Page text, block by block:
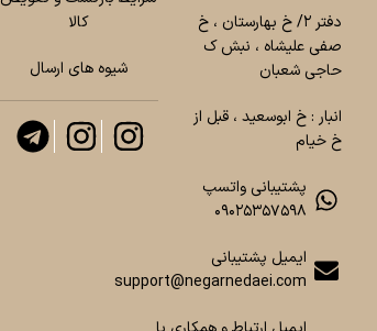
دفتر ۲/ خ بهارستان ، خ
صفی علیشاه ، نبش ک
حاجی شعبان
انبار : خ ابوسعید ، قبل از
خ خیام
پشتیبانی واتسپ
۰۹۰۲۵۳۵۷۵۹۸
ایمیل پشتیبانی
support@negarnedaei.com
کالا
شیوه های ارسال